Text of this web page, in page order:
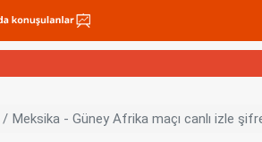
Meksika - Güney Afrika maçı canlı izle